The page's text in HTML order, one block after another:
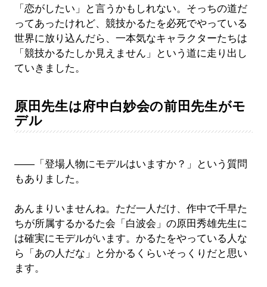
「恋がしたい」と言うかもしれない。そっちの道だ
ってあったけれど、競技かるたを必死でやっている
世界に放り込んだら、一本気なキャラクターたちは
「競技かるたしか見えません」という道に走り出し
ていきました。
原田先生は府中白妙会の前田先生がモ
デル
――「登場人物にモデルはいますか？」という質問
もありました。
あんまりいませんね。ただ一人だけ、作中で千早た
ちが所属するかるた会「白波会」の原田秀雄先生に
は確実にモデルがいます。かるたをやっている人な
ら「あの人だな」と分かるくらいそっくりだと思い
ます。